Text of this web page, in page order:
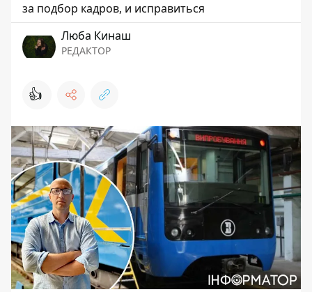
за подбор кадров, и исправиться
Люба Кинаш
РЕДАКТОР
👍